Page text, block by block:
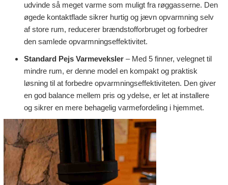
udvinde så meget varme som muligt fra røggasserne. Den
øgede kontaktflade sikrer hurtig og jævn opvarmning selv
af store rum, reducerer brændstofforbruget og forbedrer
den samlede opvarmningseffektivitet.
Standard Pejs Varmeveksler – Med 5 finner, velegnet til
mindre rum, er denne model en kompakt og praktisk
løsning til at forbedre opvarmningseffektiviteten. Den giver
en god balance mellem pris og ydelse, er let at installere
og sikrer en mere behagelig varmefordeling i hjemmet.